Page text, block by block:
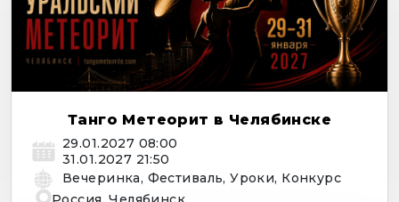
Танго Метеорит в Челябинске
29.01.2027 08:00
31.01.2027 21:50
Вечеринка, Фестиваль, Уроки, Конкурс